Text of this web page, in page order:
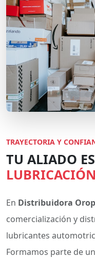
TRAYECTORIA Y
TU ALIADO
LUBRICACIÓN
En Distribuidora
comercialización y
lubricantes
Formamos parte de